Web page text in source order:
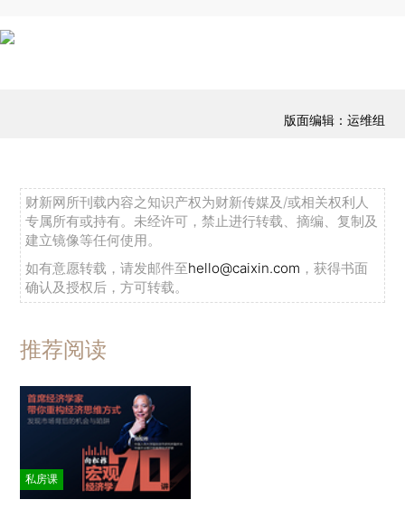
版面编辑：运维组
财新网所刊载内容之知识产权为财新传媒及/或相关权利人
专属所有或持有。未经许可，禁止进行转载、摘编、复制及
建立镜像等任何使用。
如有意愿转载，请发邮件至hello@caixin.com ，获得书面
确认及授权后，方可转载。
推荐阅读
私房课